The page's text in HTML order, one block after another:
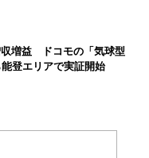
収増益 ドコモの「気球型
登エリアで実証開始